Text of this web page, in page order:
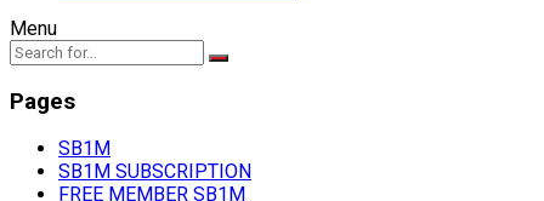
Menu
Pages
SB1M
SB1M SUBSCRIPTION
FREE MEMBER SB1M